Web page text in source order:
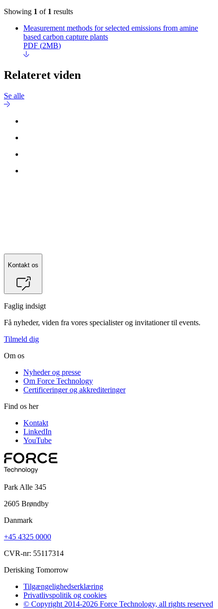
Showing 1 of 1 results
Measurement methods for selected emissions from amine
based carbon capture plants
PDF (2MB)
Relateret viden
Se alle
Kontakt os
Faglig indsigt
Få nyheder, viden fra vores specialister og invitationer til events.
Tilmeld dig
Om os
Nyheder og presse
Om Force Technology
Certificeringer og akkrediteringer
Find os her
Kontakt
LinkedIn
YouTube
Park Alle 345
2605 Brøndby
Danmark
+45 4325 0000
CVR-nr: 55117314
Derisking Tomorrow
Tilgængelighedserklæring
Privatlivspolitik og cookies
© Copyright 2014-2026 Force Technology, all rights reserved